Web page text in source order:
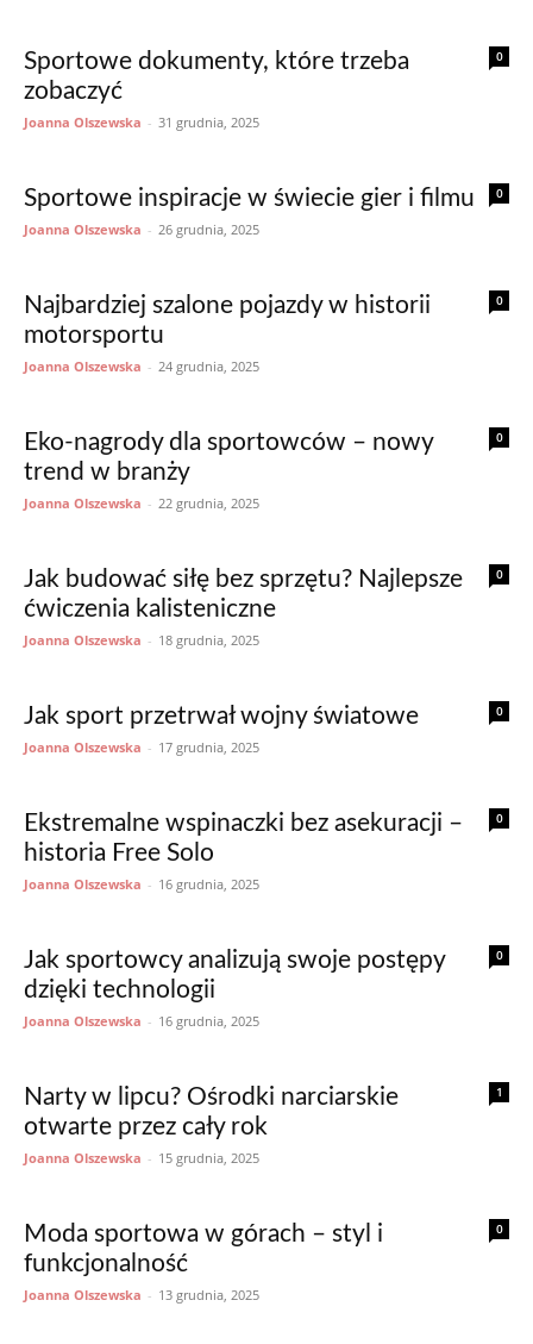
0
Sportowe dokumenty, które trzeba
zobaczyć
Joanna Olszewska - 31 grudnia, 2025
0
Sportowe inspiracje w świecie gier i filmu
Joanna Olszewska - 26 grudnia, 2025
0
Najbardziej szalone pojazdy w historii
motorsportu
Joanna Olszewska - 24 grudnia, 2025
0
Eko-nagrody dla sportowców – nowy
trend w branży
Joanna Olszewska - 22 grudnia, 2025
0
Jak budować siłę bez sprzętu? Najlepsze
ćwiczenia kalisteniczne
Joanna Olszewska - 18 grudnia, 2025
0
Jak sport przetrwał wojny światowe
Joanna Olszewska - 17 grudnia, 2025
0
Ekstremalne wspinaczki bez asekuracji –
historia Free Solo
Joanna Olszewska - 16 grudnia, 2025
0
Jak sportowcy analizują swoje postępy
dzięki technologii
Joanna Olszewska - 16 grudnia, 2025
1
Narty w lipcu? Ośrodki narciarskie
otwarte przez cały rok
Joanna Olszewska - 15 grudnia, 2025
0
Moda sportowa w górach – styl i
funkcjonalność
Joanna Olszewska - 13 grudnia, 2025